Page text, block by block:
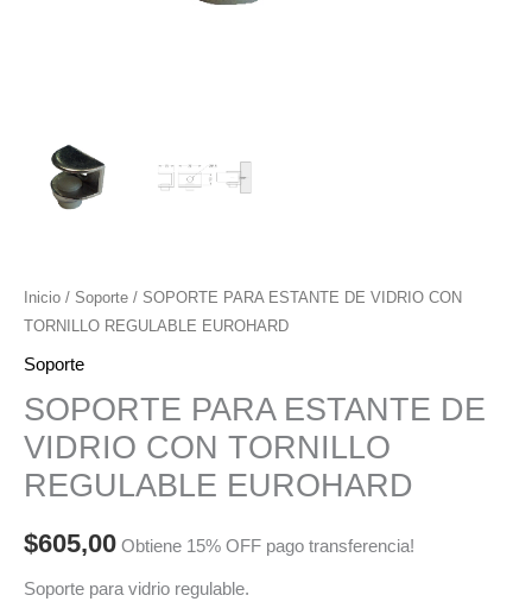
Inicio / Soporte / SOPORTE PARA ESTANTE DE VIDRIO CON
TORNILLO REGULABLE EUROHARD
Soporte
SOPORTE PARA ESTANTE DE
VIDRIO CON TORNILLO
REGULABLE EUROHARD
$605,00 Obtiene 15% OFF pago transferencia!
Soporte para vidrio regulable.